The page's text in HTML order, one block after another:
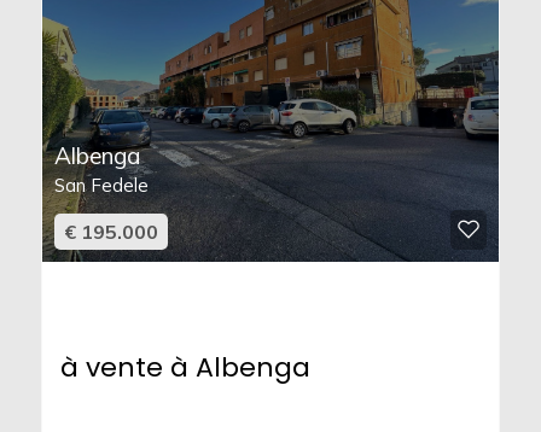
Albenga
San Fedele
€ 195.000
à vente à Albenga